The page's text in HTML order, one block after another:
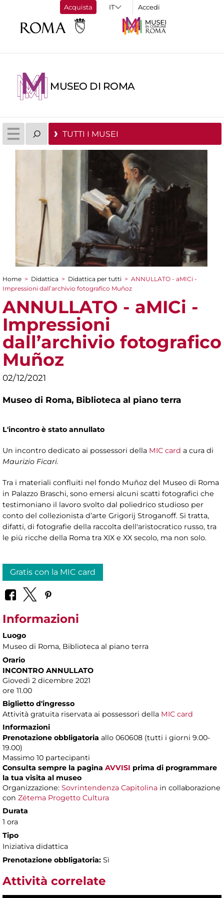
Acquista Accedi
MUSEO DI ROMA
TUTTI I MUSEI
Tu sei qui
Home > Didattica > Didattica per tutti > ANNULLATO - aMICi -
Impressioni dall’archivio fotografico Muñoz
ANNULLATO - aMICi -
Impressioni
dall’archivio fotografico
Muñoz
02/12/2021
Museo di Roma, Biblioteca al piano terra
L'incontro è stato annullato
Un incontro dedicato ai possessori della MIC card a cura di
Maurizio Ficari.
Tra i materiali confluiti nel fondo Muñoz del Museo di Roma
in Palazzo Braschi, sono emersi alcuni scatti fotografici che
testimoniano il lavoro svolto dal poliedrico studioso per
conto del collezionista d’arte Grigorij Stroganoff. Si tratta,
difatti, di fotografie della raccolta dell'aristocratico russo, tra
le più ricche della Roma tra XIX e XX secolo, ma non solo.
Gratis con la MIC card
Informazioni
Luogo
Museo di Roma, Biblioteca al piano terra
Orario
INCONTRO ANNULLATO
Giovedì 2 dicembre 2021
ore 11.00
Biglietto d'ingresso
Attività gratuita riservata ai possessori della MIC card
Informazioni
Prenotazione obbligatoria allo 060608 (tutti i giorni 9.00-
19.00)
Massimo 10 partecipanti
Consulta sempre la pagina AVVISI prima di programmare
la tua visita al museo
Organizzazione: Sovrintendenza Capitolina in collaborazione
con Zétema Progetto Cultura
Durata
1 ora
Tipo
Iniziativa didattica
Prenotazione obbligatoria: Sì
Attività correlate